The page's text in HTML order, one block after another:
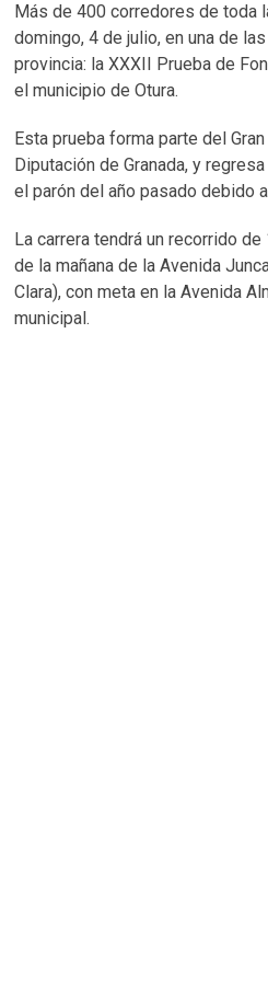
Más de 400 corredores de toda
domingo, 4 de julio, en una de
provincia: la XXXII Prueba de
el municipio de Otura.
Esta prueba forma parte del
Diputación de Granada, y
el parón del año pasado debido
La carrera tendrá un recorrido
de la mañana de la Avenida
Clara), con meta en la Avenida
municipal.